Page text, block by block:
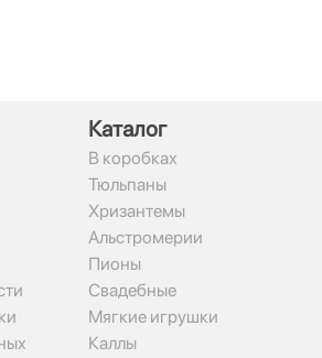
Каталог
В коробках
Тюльпаны
Хризантемы
Альстромерии
Пионы
Свадебные
Мягкие игрушки
Каллы